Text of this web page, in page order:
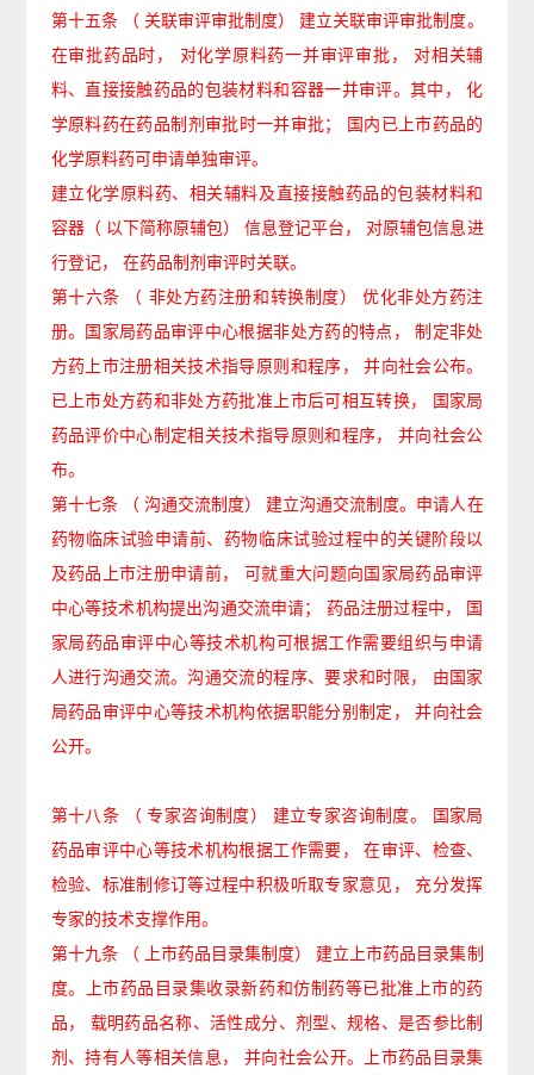
第十五条
（ 关联审评审批制度）
建立关联审评审批制度。
在审批药品时，
对化学原料药一并审评审批，
对相关辅
料、直接接触药品的包装材料和容器一并审评。其中，
化
学原料药在药品制剂审批时一并审批；
国内已上市药品的
化学原料药可申请单独审评。
建立化学原料药、相关辅料及直接接触药品的包装材料和
容器（ 以下简称原辅包） 信息登记平台，
对原辅包信息进
行登记，
在药品制剂审评时关联。
第十六条
（ 非处方药注册和转换制度）
优化非处方药注
册。国家局药品审评中心根据非处方药的特点，
制定非处
方药上市注册相关技术指导原则和程序，
并向社会公布。
已上市处方药和非处方药批准上市后可相互转换，
国家局
药品评价中心制定相关技术指导原则和程序，
并向社会公
布。
第十七条
（ 沟通交流制度）
建立沟通交流制度。申请人在
药物临床试验申请前、药物临床试验过程中的关键阶段以
及药品上市注册申请前，
可就重大问题向国家局药品审评
中心等技术机构提出沟通交流申请；
药品注册过程中，
国
家局药品审评中心等技术机构可根据工作需要组织与申请
人进行沟通交流。沟通交流的程序、要求和时限，
由国家
局药品审评中心等技术机构依据职能分别制定，
并向社会
公开。
第十八条 （ 专家咨询制度） 建立专家咨询制度。
国家局
药品审评中心等技术机构根据工作需要，
在审评、检查、
检验、标准制修订等过程中积极听取专家意见，
充分发挥
专家的技术支撑作用。
第十九条
（ 上市药品目录集制度）
建立上市药品目录集制
度。上市药品目录集收录新药和仿制药等已批准上市的药
品，
载明药品名称、活性成分、剂型、规格、是否参比制
剂、持有人等相关信息，
并向社会公开。上市药品目录集